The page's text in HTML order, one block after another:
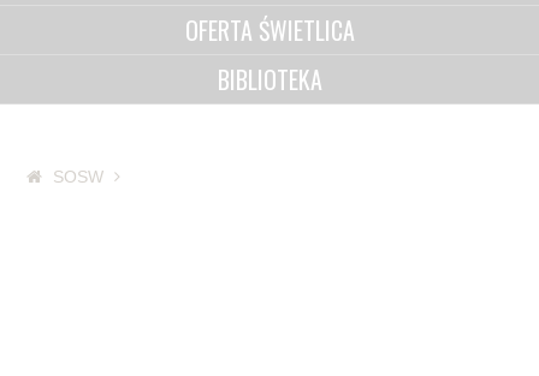
OFERTA ŚWIETLICA
BIBLIOTEKA
SOSW